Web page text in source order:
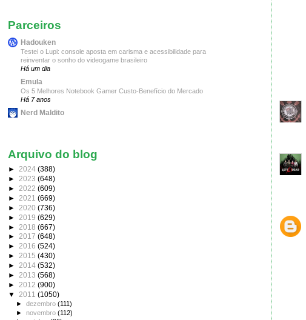
Parceiros
Hadouken
Testei o Lupi: console aposta em carisma e acessibilidade para
reinventar o sonho do videogame brasileiro
Há um dia
Emula
Os 5 Melhores Notebook Gamer Custo-Benefício do Mercado
Há 7 anos
Nerd Maldito
Arquivo do blog
► 2024 (388)
► 2023 (648)
► 2022 (609)
► 2021 (669)
► 2020 (736)
► 2019 (629)
► 2018 (667)
► 2017 (648)
► 2016 (524)
► 2015 (430)
► 2014 (532)
► 2013 (568)
► 2012 (900)
▼ 2011 (1050)
►dezembro(111)
►novembro(112)